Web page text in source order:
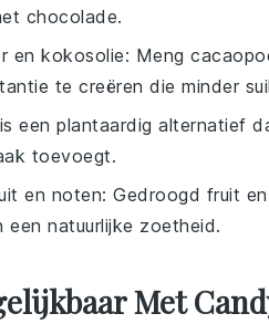
chocolade.
en kokosolie: Meng
te creëren die minder
een plantaardig alternatief
toevoegt.
en noten: Gedroogd fruit
natuurlijke zoetheid.
Met